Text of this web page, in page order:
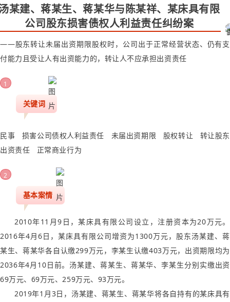
某建、蒋某生、蒋某华与陈某祥、某床具有限
公司股东损害债权人利益责任纠纷案
——股东转让未届出资期限股权时，公司出于正常经营状态、仍有支
付能力且受让人有出资能力的，转让人不应承担出资责任
1
关键词
民事 损害公司债权人利益责任 未届出资期限 股权转让 转让股东
出资责任 正常商业行为
2
基本案情
2010年11月9日，某床具有限公司设立，注册资本为20万元。
2016年4月6日，某床具有限公司增资为1300万元，股东汤某建、蒋
某生、蒋某华各自认缴299万元，李某生认缴403万元，出资期限均为
2036年4月10日前。汤某建、蒋某生、蒋某华、李某生分别实缴出资
69万元、69万元、259万元、93万元。
2019年1月3日，汤某建、蒋某生、蒋某华将各自持有的某床具有